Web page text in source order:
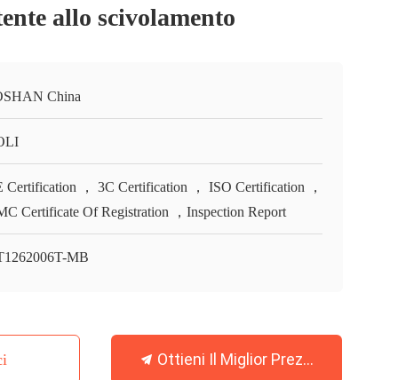
allo scivolamento
China
Certification ， 3C Certification ， ISO Certification ，
Certificate Of Registration ，Inspection Report
MB
Ottieni Il Miglior Prezzo